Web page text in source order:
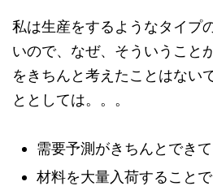
私は生産をするようなタイプ
いので、なぜ、そういうこと
をきちんと考えたことはない
ととしては。。。
需要予測がきちんとでき
材料を大量入荷すること